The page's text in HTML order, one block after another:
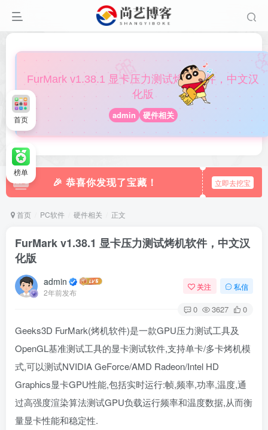
🎀
FurMark v1.38.1 显卡压力测试烤机软件，中文汉
化版
admin 硬件相关
🎉 恭喜你发现了宝藏！ 立即去挖宝
首页 PC软件 硬件相关 正文
FurMark v1.38.1 显卡压力测试烤机软件，中文汉
化版
admin
2年前发布
关注 私信
0 3627 0
Geeks3D FurMark(烤机软件)是一款GPU压力测试工具及
OpenGL基准测试工具的显卡测试软件,支持单卡/多卡烤机模
式,可以测试NVIDIA GeForce/AMD Radeon/Intel HD
Graphics显卡GPU性能,包括实时运行:帧,频率,功率,温度,通
过高强度渲染算法测试GPU负载运行频率和温度数据,从而衡
量显卡性能和稳定性.
首页
榜单